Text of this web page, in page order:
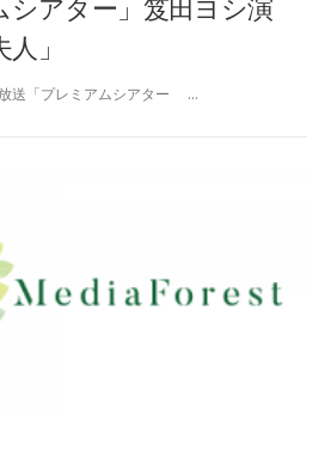
」
送「プレミアムシアター …